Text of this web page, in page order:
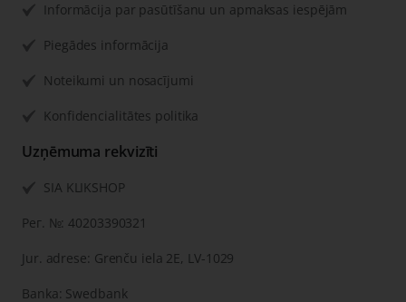
Informācija par pasūtīšanu un apmaksas iespējām
Piegādes informācija
Noteikumi un nosacījumi
Konfidencialitātes politika
Uzņēmuma rekvizīti
SIA KLIKSHOP
Рег. №: 40203390321
Jur. adrese: Grenču iela 2E, LV-1029
Banka: Swedbank